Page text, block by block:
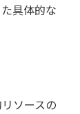
具体的な
ソースの